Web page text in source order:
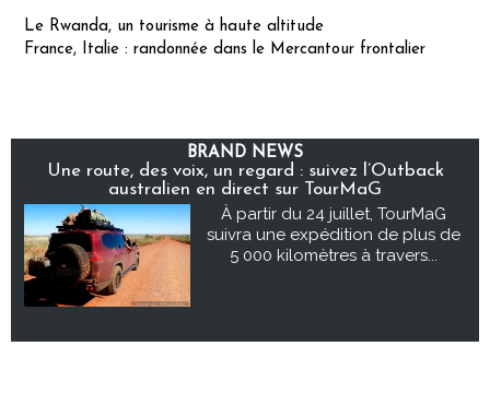
Le Rwanda, un tourisme à haute altitude
France, Italie : randonnée dans le Mercantour frontalier
BRAND NEWS
Une route, des voix, un regard : suivez l’Outback
australien en direct sur TourMaG
À partir du 24 juillet, TourMaG
suivra une expédition de plus de
5 000 kilomètres à travers...